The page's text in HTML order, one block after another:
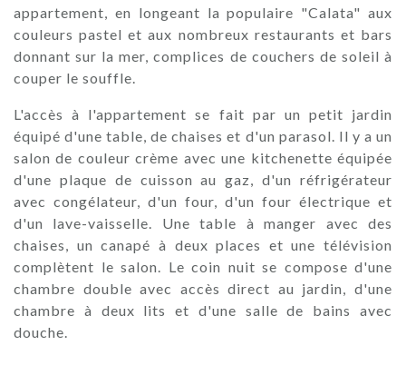
appartement, en longeant la populaire "Calata" aux
couleurs pastel et aux nombreux restaurants et bars
donnant sur la mer, complices de couchers de soleil à
couper le souffle.
L'accès à l'appartement se fait par un petit jardin
équipé d'une table, de chaises et d'un parasol. Il y a un
salon de couleur crème avec une kitchenette équipée
d'une plaque de cuisson au gaz, d'un réfrigérateur
avec congélateur, d'un four, d'un four électrique et
d'un lave-vaisselle. Une table à manger avec des
chaises, un canapé à deux places et une télévision
complètent le salon. Le coin nuit se compose d'une
chambre double avec accès direct au jardin, d'une
chambre à deux lits et d'une salle de bains avec
douche.